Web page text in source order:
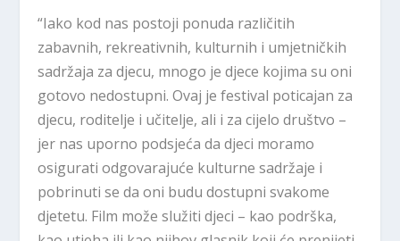
“Iako kod nas postoji ponuda različitih
zabavnih, rekreativnih, kulturnih i umjetničkih
sadržaja za djecu, mnogo je djece kojima su oni
gotovo nedostupni. Ovaj je festival poticajan za
djecu, roditelje i učitelje, ali i za cijelo društvo –
jer nas uporno podsjeća da djeci moramo
osigurati odgovarajuće kulturne sadržaje i
pobrinuti se da oni budu dostupni svakome
djetetu. Film može služiti djeci – kao podrška,